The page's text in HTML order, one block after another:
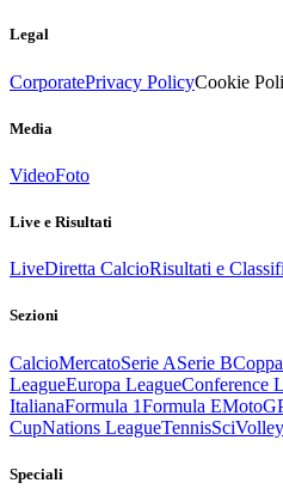
Legal
CorporatePrivacy PolicyCookie
Media
VideoFoto
Live e Risultati
LiveDiretta CalcioRisultati e
Sezioni
CalcioMercatoSerie ASerie B
LeagueEuropa LeagueConference
ItalianaFormula 1Formula E
CupNations LeagueTennisSciVolley
Speciali